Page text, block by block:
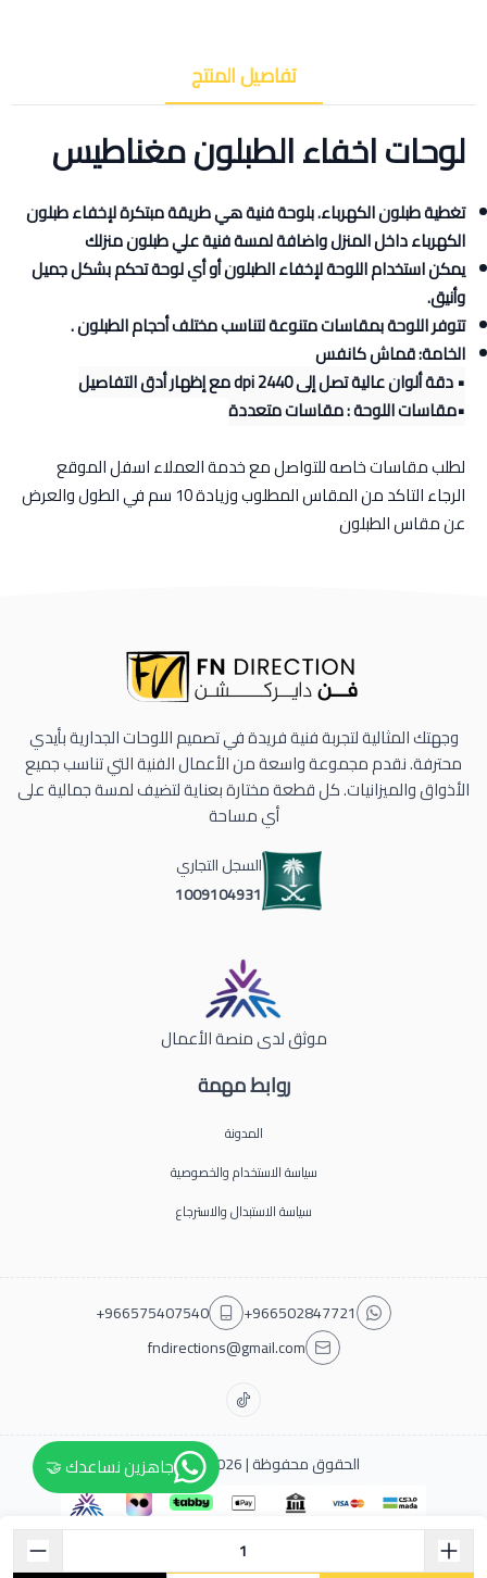
تفاصيل المنتج
لوحات اخفاء الطبلون مغناطيس
تغطية طبلون الكهرباء. بلوحة فنية هي طريقة مبتكرة لإخفاء طبلون
الكهرباء داخل المنزل واضافة لمسة فنية علي طبلون منزلك
يمكن استخدام اللوحة لإخفاء الطبلون أو أي لوحة تحكم بشكل جميل
وأنيق.
تتوفر اللوحة بمقاسات متنوعة لتناسب مختلف أحجام الطبلون .
الخامة: قماش كانفس
• دقة ألوان عالية تصل إلى 2440 dpi مع إظهار أدق التفاصيل
•مقاسات اللوحة : مقاسات متعددة
لطلب مقاسات خاصه للتواصل مع خدمة العملاء اسفل الموقع
الرجاء التاكد من المقاس المطلوب وزيادة 10 سم في الطول والعرض
عن مقاس الطبلون
روابط مهمة
المدونة
سياسة الاستخدام والخصوصية
سياسة الاستبدال والاسترجاع
وجهتك المثالية لتجربة فنية فريدة في تصميم اللوحات الجدارية بأيدي
محترفة. نقدم مجموعة واسعة من الأعمال الفنية التي تناسب جميع
الأذواق والميزانيات. كل قطعة مختارة بعناية لتضيف لمسة جمالية على
أي مساحة
السجل التجاري
1009104931
موثق لدى منصة الأعمال
+966502847721
+966575407540
fndirections@gmail.com
الحقوق محفوظة | 2026 فن دايركشن
جاهزين نساعدك 🤝